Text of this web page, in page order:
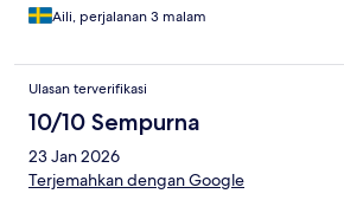
Aili, perjalanan 3 malam
Ulasan terverifikasi
10/10 Sempurna
23 Jan 2026
Terjemahkan dengan Google